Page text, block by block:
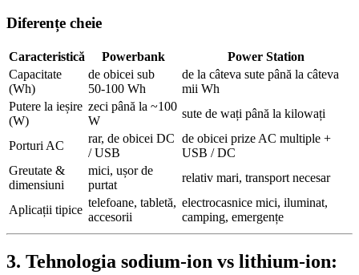
Diferențe cheie
Caracteristică Powerbank
Power Station
Capacitate
(Wh)
de obicei sub
50‑100 Wh
de la câteva sute până la câteva
mii Wh
Putere la ieșire
(W)
zeci până la ~100
W
sute de wați până la kilowați
Porturi AC
rar, de obicei DC
/ USB
de obicei prize AC multiple +
USB / DC
Greutate &
dimensiuni
mici, ușor de
purtat
relativ mari, transport necesar
Aplicații tipice
telefoane, tabletă,
accesorii
electrocasnice mici, iluminat,
camping, emergențe
3. Tehnologia sodium‑ion vs lithium‑ion: